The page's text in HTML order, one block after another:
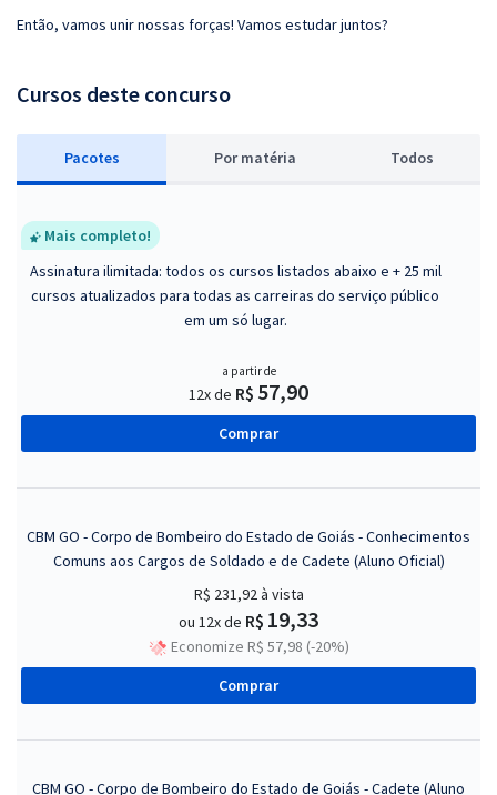
Então, vamos unir nossas forças! Vamos estudar juntos?
Cursos deste concurso
Pacotes Por matéria Todos
Mais completo!
Assinatura ilimitada: todos os cursos listados abaixo e + 25 mil
cursos atualizados para todas as carreiras do serviço público
em um só lugar.
a partir de
12x de R$ 57,90
Comprar
CBM GO - Corpo de Bombeiro do Estado de Goiás - Conhecimentos
Comuns aos Cargos de Soldado e de Cadete (Aluno Oficial)
R$ 231,92à vista
ou 12x de R$ 19,33
Economize R$ 57,98 (-20%)
Comprar
CBM GO - Corpo de Bombeiro do Estado de Goiás - Cadete (Aluno